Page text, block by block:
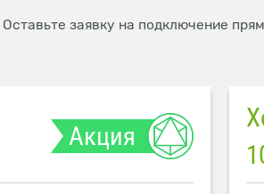
заявку на подключение
Акция